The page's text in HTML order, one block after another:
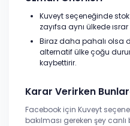
Kuveyt seçeneğinde
zayıfsa aynı ülkede
Biraz daha pahalı olsa
alternatif ülke çoğu
kaybettirir.
Karar Verirken
Facebook için Kuveyt
bakılması gereken şey canlı